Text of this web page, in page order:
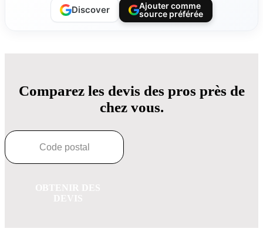
Discover
Ajouter comme
source préférée
Comparez les devis des pros près de
chez vous.